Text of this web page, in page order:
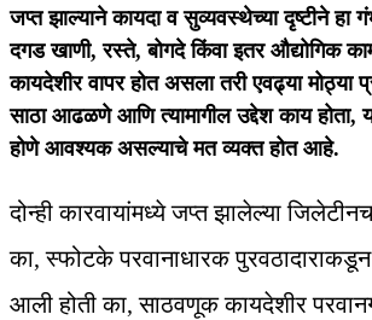
जप्त झाल्याने कायदा व सुव्यवस्थेच्या दृष्टीने हा
दगड खाणी, रस्ते, बोगदे किंवा इतर औद्योगिक
कायदेशीर वापर होत असला तरी एवढ्या मोठ्या
साठा आढळणे आणि त्यामागील उद्देश काय होता,
होणे आवश्यक असल्याचे मत व्यक्त होत आहे.
दोन्ही कारवायांमध्ये जप्त झालेल्या
का, स्फोटके परवानाधारक
आली होती का, साठवणूक कायदेशीर